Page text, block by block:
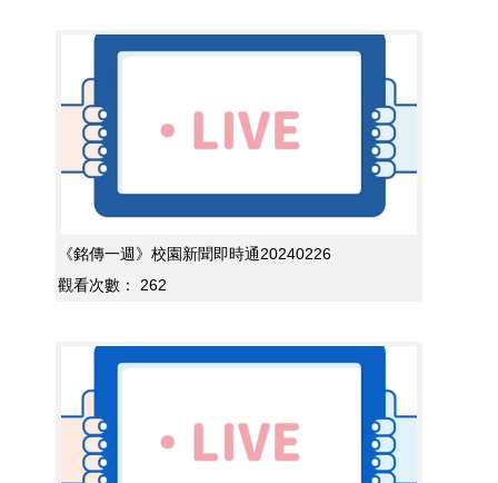
《銘傳一週》校園新聞即時通20240226
觀看次數：
262